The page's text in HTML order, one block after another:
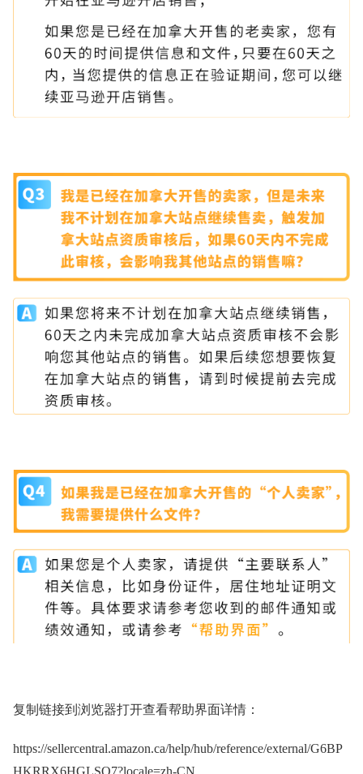
复制链接到浏览器打开查看帮助界面详情：
https://sellercentral.amazon.ca/help/hub/reference/external/G6BP
HKRRX6HGLSQ7?locale=zh-CN